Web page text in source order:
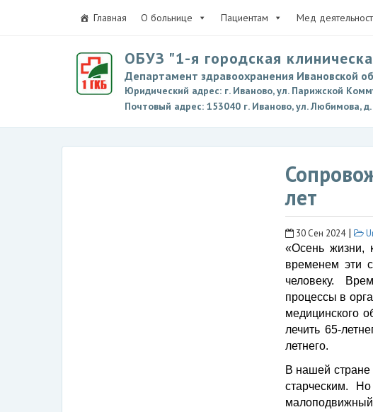
Главная О больнице Пациентам Мед
ОБУЗ "1-я городская
Департамент здравоохранения Ивановской
Юридический адрес: г. Иваново, ул. Парижской
Почтовый адрес: 153040 г. Иваново, ул. Любимова, д.
лет
30 Сен 2024|
«Осень жизни,
временем эти
человеку.
процессы в
медицинского
лечить 65-
летнего.
В нашей стране
старческим.